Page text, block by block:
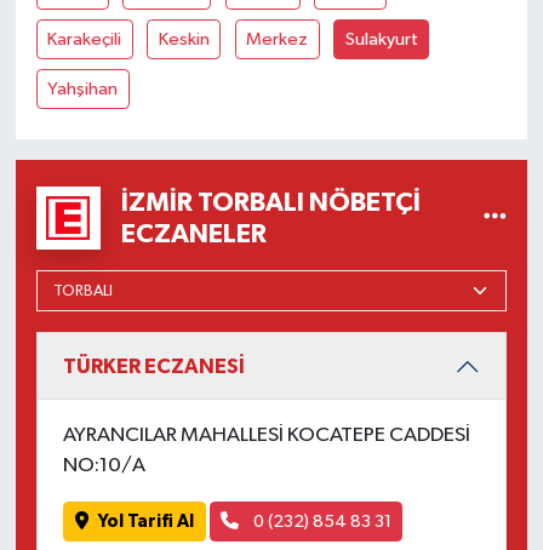
Karakeçili Keskin Merkez Sulakyurt
Yahşihan
İZMIR TORBALI NÖBETÇI
ECZANELER
TÜRKER ECZANESİ
AYRANCILAR MAHALLESİ KOCATEPE CADDESİ
NO:10/A
Yol Tarifi Al 0 (232) 854 83 31